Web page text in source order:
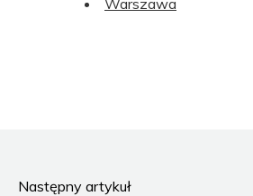
Następny artykuł